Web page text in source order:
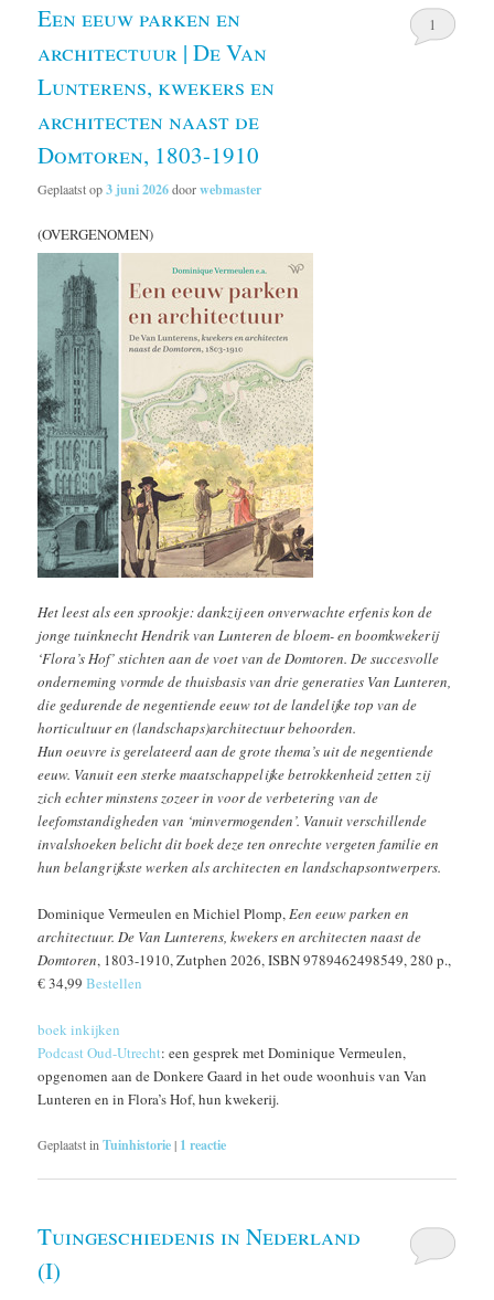
Een eeuw parken en
architectuur | De Van
Lunterens, kwekers en
architecten naast de
Domtoren, 1803-1910
Geplaatst op3 juni 2026doorwebmaster
1
(OVERGENOMEN)
Het leest als een sprookje: dankzij een onverwachte erfenis kon de
jonge tuinknecht Hendrik van Lunteren de bloem- en boomkwekerij
‘Flora’s Hof’ stichten aan de voet van de Domtoren. De succesvolle
onderneming vormde de thuisbasis van drie generaties Van Lunteren,
die gedurende de negentiende eeuw tot de landelijke top van de
horticultuur en (landschaps)architectuur behoorden.
Hun oeuvre is gerelateerd aan de grote thema’s uit de negentiende
eeuw. Vanuit een sterke maatschappelijke betrokkenheid zetten zij
zich echter minstens zozeer in voor de verbetering van de
leefomstandigheden van ‘minvermogenden’. Vanuit verschillende
invalshoeken belicht dit boek deze ten onrechte vergeten familie en
hun belangrijkste werken als architecten en landschapsontwerpers.
Dominique Vermeulen en Michiel Plomp,Een eeuw parken en
architectuur. De Van Lunterens, kwekers en architecten naast de
Domtoren, 1803-1910, Zutphen 2026, ISBN 9789462498549, 280 p.,
€ 34,99Bestellen
boek inkijken
Podcast Oud-Utrecht: een gesprek met Dominique Vermeulen,
opgenomen aan de Donkere Gaard in het oude woonhuis van Van
Lunteren en in Flora’s Hof, hun kwekerij.
Geplaatst in Tuinhistorie| 1 reactie
Tuingeschiedenis in Nederland
(I)